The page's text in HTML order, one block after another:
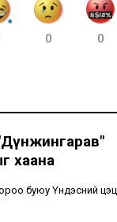
0 0
хаана
буюу Үндэсний